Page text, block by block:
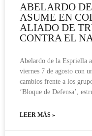
ABELARDO
ASUME EN
ALIADO DE
CONTRA EL
Abelardo de la Espriella
viernes 7 de agosto con
cambios frente a los
‘Bloque de Defensa’,
LEER MÁS »